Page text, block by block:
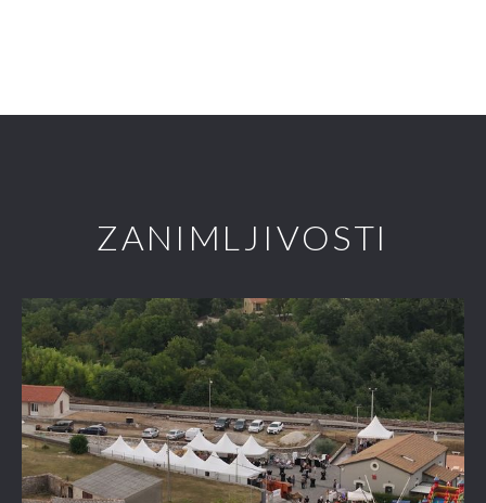
ZANIMLJIVOSTI